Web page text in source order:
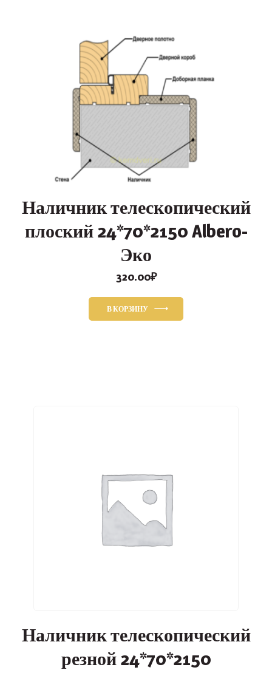
Наличник телескопический
плоский 24*70*2150 Albero-
Эко
320.00₽
В КОРЗИНУ
Наличник телескопический
резной 24*70*2150